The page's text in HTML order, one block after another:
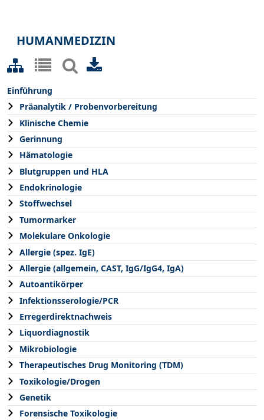
HUMANMEDIZIN
Einführung
Präanalytik / Probenvorbereitung
Klinische Chemie
Gerinnung
Hämatologie
Blutgruppen und HLA
Endokrinologie
Stoffwechsel
Tumormarker
Molekulare Onkologie
Allergie (spez. IgE)
Allergie (allgemein, CAST, IgG/IgG4, IgA)
Autoantikörper
Infektionsserologie/PCR
Erregerdirektnachweis
Liquordiagnostik
Mikrobiologie
Therapeutisches Drug Monitoring (TDM)
Toxikologie/Drogen
Genetik
Forensische Toxikologie